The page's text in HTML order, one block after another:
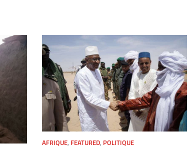
AFRIQUE, FEATURED, POLITIQUE